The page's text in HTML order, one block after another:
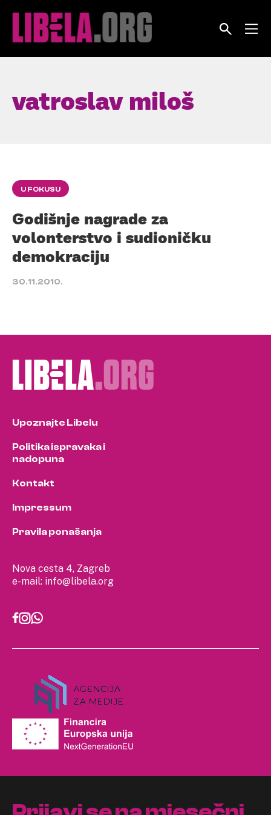
vatroslav miloš
U FOKUSU
Godišnje nagrade za
volonterstvo i sudioničku
demokraciju
30.11.2010.
Nova cesta 4, Zagreb
e-mail: info@libela.org
Upoznajte Libelu
Politika ispravaka i
nadopuna
Kontakt
Impressum
Pravila ponašanja